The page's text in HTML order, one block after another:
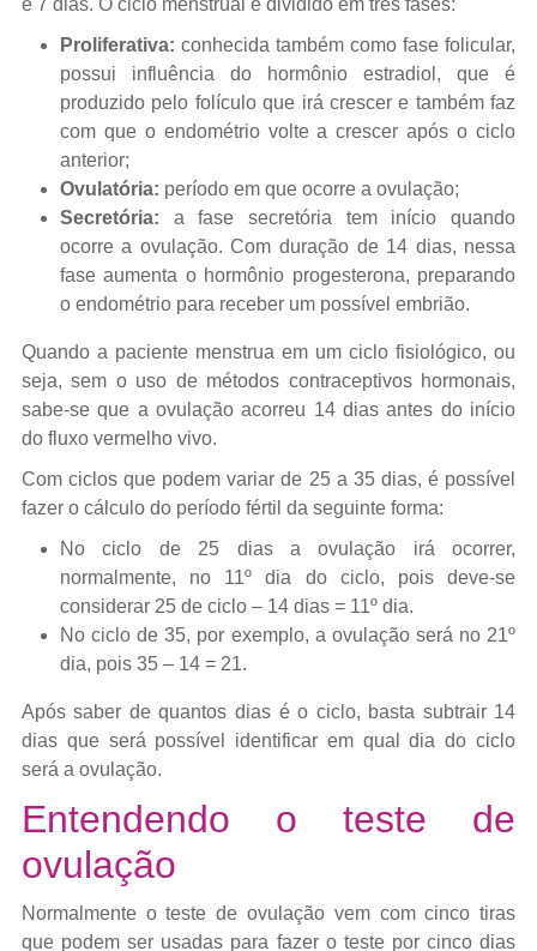
e 7 dias. O ciclo menstrual é dividido em três fases:
Proliferativa: conhecida também como fase folicular,
possui influência do hormônio estradiol, que é
produzido pelo folículo que irá crescer e também faz
com que o endométrio volte a crescer após o ciclo
anterior;
Ovulatória: período em que ocorre a ovulação;
Secretória: a fase secretória tem início quando
ocorre a ovulação. Com duração de 14 dias, nessa
fase aumenta o hormônio progesterona, preparando
o endométrio para receber um possível embrião.
Quando a paciente menstrua em um ciclo fisiológico, ou
seja, sem o uso de métodos contraceptivos hormonais,
sabe-se que a ovulação acorreu 14 dias antes do início
do fluxo vermelho vivo.
Com ciclos que podem variar de 25 a 35 dias, é possível
fazer o cálculo do período fértil da seguinte forma:
No ciclo de 25 dias a ovulação irá ocorrer,
normalmente, no 11º dia do ciclo, pois deve-se
considerar 25 de ciclo – 14 dias = 11º dia.
No ciclo de 35, por exemplo, a ovulação será no 21º
dia, pois 35 – 14 = 21.
Após saber de quantos dias é o ciclo, basta subtrair 14
dias que será possível identificar em qual dia do ciclo
será a ovulação.
Entendendo o teste de
ovulação
Normalmente o teste de ovulação vem com cinco tiras
que podem ser usadas para fazer o teste por cinco dias